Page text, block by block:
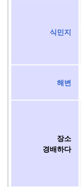
식민지
해변
장소
경배하다